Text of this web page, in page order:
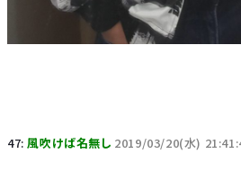
47:風吹けば名無し 2019/03/20(水)